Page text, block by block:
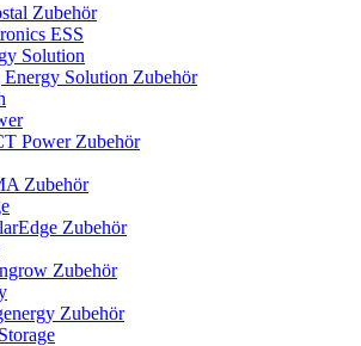
Zubehör
ESS
Solution
Solution Zubehör
Power Zubehör
Zubehör
Zubehör
Zubehör
Zubehör